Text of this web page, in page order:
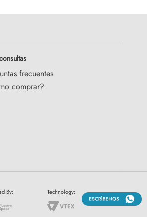
frecuentes
comprar?
By: Technology: